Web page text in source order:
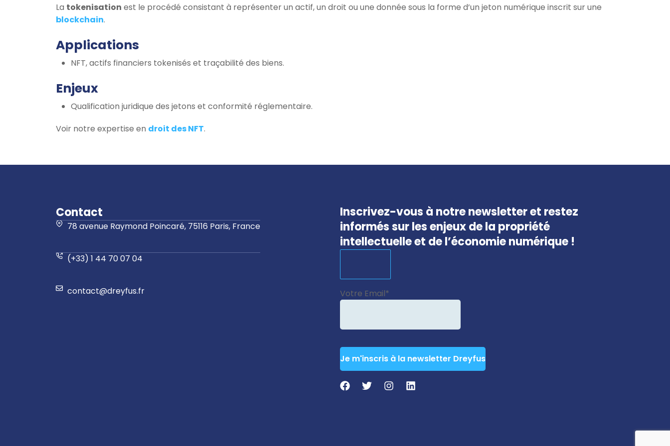
La tokenisation est le procédé consistant à représenter un actif, un droit ou une donnée sous la forme d’un jeton numérique inscrit sur une
blockchain.
Applications
NFT, actifs financiers tokenisés et traçabilité des biens.
Enjeux
Qualification juridique des jetons et conformité réglementaire.
Voir notre expertise en droit des NFT.
Contact
78 avenue Raymond Poincaré, 75116 Paris, France
(+33) 1 44 70 07 04
contact@dreyfus.fr
Inscrivez-vous à notre newsletter et restez
informés sur les enjeux de la propriété
intellectuelle et de l’économie numérique !
Email
Votre Email*
Je m'inscris à la newsletter Dreyfus